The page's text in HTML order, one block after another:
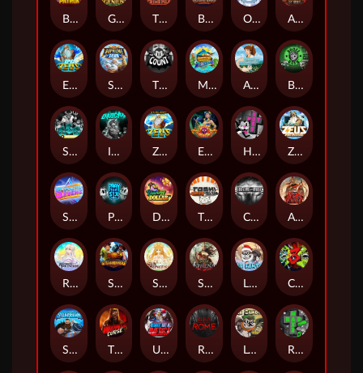
Buzz Patrol Gearlab Genius The Crime File Behind Bars: Masterplan Opa Santorini! Arena of Iron
Epic Ze Zeus Supreme Zeus THE COUNT MARLIN MASTERS: THE BIG HAUL Aiko and the Wind Spirit Booze Bash
SixSixSix Invictus Ze Zeus Eye of Medusa Hot Ross Zeus Ze Zecond
Superstar Sevens PRAY FOR SIX Danny Dollar TOSHI WAYS CLUB CIRCLE OF LIFE ARMY OF ARES
RAINBOW PRINCESS STEAMRUNNERS SUN PRINCESS SPEAR OF ATHENA LE SANTA CHAOS CREW 3
STORMBORN THE WILDWOOD CURSE Ultimate Slot of America Reign of Rome Le Bandit Rad Maxx